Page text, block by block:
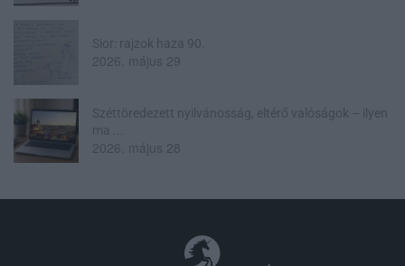
Sior: rajzok haza 90.
2026. május 29
Széttöredezett nyilvánosság, eltérő valóságok – ilyen
ma ...
2026. május 28